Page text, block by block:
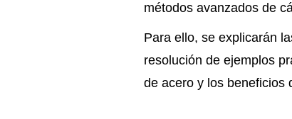
métodos avanzados de
Para ello, se explicarán
resolución de ejemplos
de acero y los beneficios